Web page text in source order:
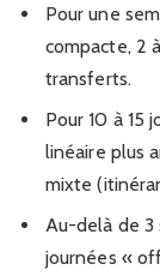
Pour une
compacte, 2
transferts.
Pour 10 à 15
linéaire plus
mixte
Au-delà de 3
journées «